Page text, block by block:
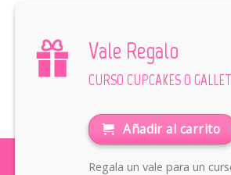
Vale Regalo
CURSO CUPCAKES O
Añadir al carrito
Regala un vale para un